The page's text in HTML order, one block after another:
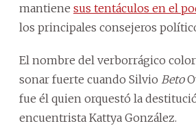
mantiene sus tentáculos en el
los principales consejeros
El nombre del verborrágico
sonar fuerte cuando Silvio Beto
fue él quien orquestó la
encuentrista Kattya González.